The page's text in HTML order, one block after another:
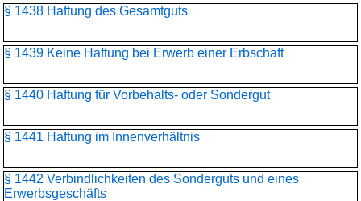
§ 1438 Haftung des Gesamtguts
§ 1439 Keine Haftung bei Erwerb einer Erbschaft
§ 1440 Haftung für Vorbehalts- oder Sondergut
§ 1441 Haftung im Innenverhältnis
§ 1442 Verbindlichkeiten des Sonderguts und eines
Erwerbsgeschäfts